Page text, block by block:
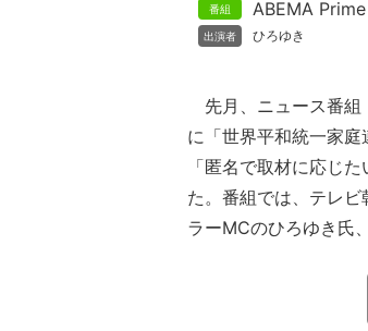
ABEMA Prime
ひろゆき
先月、ニュース番組
に「世界平和統一家庭
「匿名で取材に応じ
た。番組では、テレ
ラーMCのひろゆき氏
【独自】「教団が無